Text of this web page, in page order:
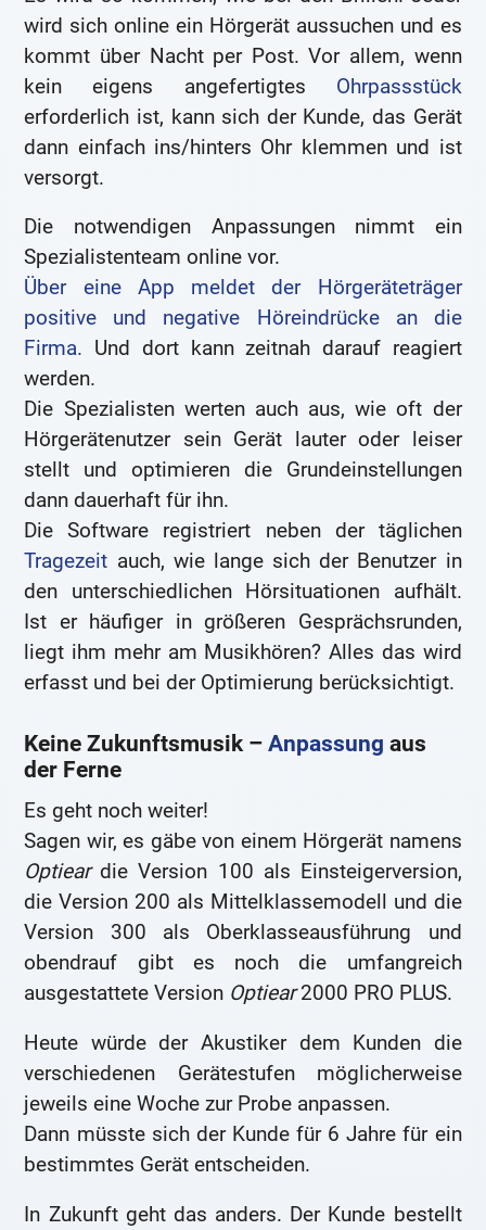
wird sich online ein Hörgerät aussuchen und es
kommt über Nacht per Post. Vor allem, wenn
kein eigens angefertigtes Ohrpassstück
erforderlich ist, kann sich der Kunde, das Gerät
dann einfach ins/hinters Ohr klemmen und ist
versorgt.
Die notwendigen Anpassungen nimmt ein
Spezialistenteam online vor.
Über eine App meldet der Hörgeräteträger
positive und negative Höreindrücke an die
Firma. Und dort kann zeitnah darauf reagiert
werden.
Die Spezialisten werten auch aus, wie oft der
Hörgerätenutzer sein Gerät lauter oder leiser
stellt und optimieren die Grundeinstellungen
dann dauerhaft für ihn.
Die Software registriert neben der täglichen
Tragezeit auch, wie lange sich der Benutzer in
den unterschiedlichen Hörsituationen aufhält.
Ist er häufiger in größeren Gesprächsrunden,
liegt ihm mehr am Musikhören? Alles das wird
erfasst und bei der Optimierung berücksichtigt.
Keine Zukunftsmusik –Anpassung aus
der Ferne
Es geht noch weiter!
Sagen wir, es gäbe von einem Hörgerät namens
Optieardie Version 100 als Einsteigerversion,
die Version 200 als Mittelklassemodell und die
Version 300 als Oberklasseausführung und
obendrauf gibt es noch die umfangreich
ausgestattete Version Optiear2000 PRO PLUS.
Heute würde der Akustiker dem Kunden die
verschiedenen Gerätestufen möglicherweise
jeweils eine Woche zur Probe anpassen.
Dann müsste sich der Kunde für 6 Jahre für ein
bestimmtes Gerät entscheiden.
In Zukunft geht das anders. Der Kunde bestellt